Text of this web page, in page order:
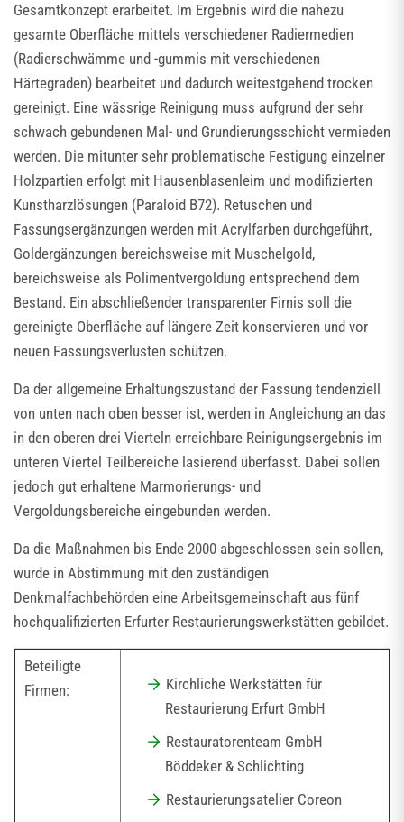
Gesamtkonzept erarbeitet. Im Ergebnis wird die nahezu
gesamte Oberfläche mittels verschiedener Radiermedien
(Radierschwämme und -gummis mit verschiedenen
Härtegraden) bearbeitet und dadurch weitestgehend trocken
gereinigt. Eine wässrige Reinigung muss aufgrund der sehr
schwach gebundenen Mal- und Grundierungsschicht vermieden
werden. Die mitunter sehr problematische Festigung einzelner
Holzpartien erfolgt mit Hausenblasenleim und modifizierten
Kunstharzlösungen (Paraloid B72). Retuschen und
Fassungsergänzungen werden mit Acrylfarben durchgeführt,
Goldergänzungen bereichsweise mit Muschelgold,
bereichsweise als Polimentvergoldung entsprechend dem
Bestand. Ein abschließender transparenter Firnis soll die
gereinigte Oberfläche auf längere Zeit konservieren und vor
neuen Fassungsverlusten schützen.
Da der allgemeine Erhaltungszustand der Fassung tendenziell
von unten nach oben besser ist, werden in Angleichung an das
in den oberen drei Vierteln erreichbare Reinigungsergebnis im
unteren Viertel Teilbereiche lasierend überfasst. Dabei sollen
jedoch gut erhaltene Marmorierungs- und
Vergoldungsbereiche eingebunden werden.
Da die Maßnahmen bis Ende 2000 abgeschlossen sein sollen,
wurde in Abstimmung mit den zuständigen
Denkmalfachbehörden eine Arbeitsgemeinschaft aus fünf
hochqualifizierten Erfurter Restaurierungswerkstätten gebildet.
Beteiligte
Firmen:
Kirchliche Werkstätten für
Restaurierung Erfurt GmbH
Restauratorenteam GmbH
Böddeker & Schlichting
Restaurierungsatelier Coreon